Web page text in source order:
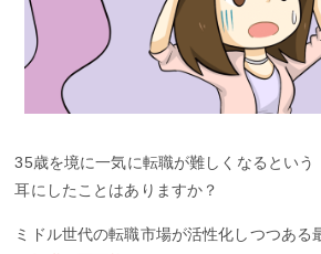
35歳を境に一気に転職が難しくなるという
耳にしたことはありますか？
ミドル世代の転職市場が活性化しつつある